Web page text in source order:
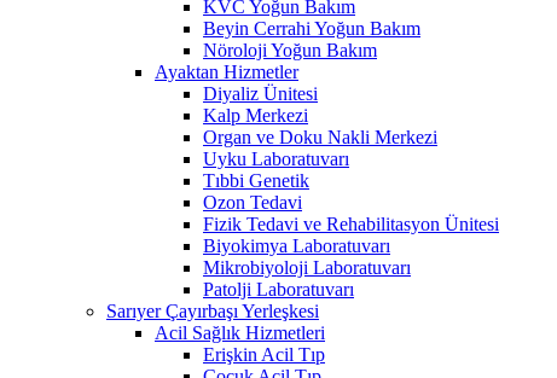
KVC Yoğun Bakım
Beyin Cerrahi Yoğun Bakım
Nöroloji Yoğun Bakım
Ayaktan Hizmetler
Diyaliz Ünitesi
Kalp Merkezi
Organ ve Doku Nakli Merkezi
Uyku Laboratuvarı
Tıbbi Genetik
Ozon Tedavi
Fizik Tedavi ve Rehabilitasyon Ünitesi
Biyokimya Laboratuvarı
Mikrobiyoloji Laboratuvarı
Patolji Laboratuvarı
Sarıyer Çayırbaşı Yerleşkesi
Acil Sağlık Hizmetleri
Erişkin Acil Tıp